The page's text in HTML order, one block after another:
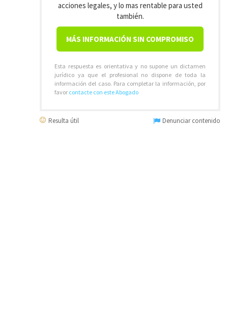
acciones legales, y lo mas rentable para usted
también.
MÁS INFORMACIÓN SIN COMPROMISO
Esta respuesta es orientativa y no supone un dictamen
jurídico ya que el profesional no dispone de toda la
información del caso. Para completar la información, por
favor contacte con este Abogado
Resulta útil Denunciar contenido